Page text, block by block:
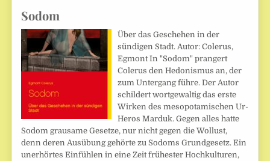
Sodom
Über das Geschehen in der
sündigen Stadt. Autor: Colerus,
Egmont In "Sodom" prangert
Colerus den Hedonismus an, der
zum Untergang führe. Der Autor
schildert wortgewaltig das erste
Wirken des mesopotamischen Ur-
Heros Marduk. Gegen alles hatte
Sodom grausame Gesetze, nur nicht gegen die Wollust,
denn deren Ausübung gehörte zu Sodoms Grundgesetz. Ein
unerhörtes Einfühlen in eine Zeit frühester Hochkulturen,